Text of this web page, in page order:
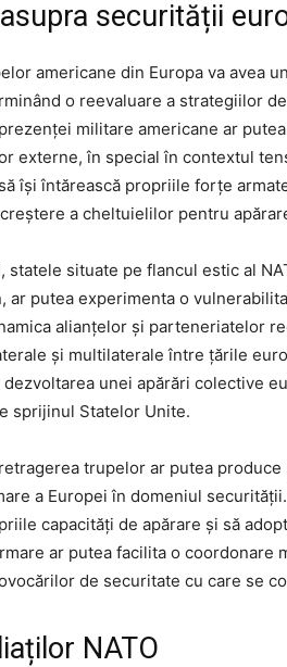
securității
americane din Europa va avea
o reevaluare a strategiilor
militare americane ar
externe, în special în contextul
își întărească propriile forțe
a cheltuielilor pentru
statele situate pe flancul estic al
ar putea experimenta o
alianțelor și parteneriatelor
și multilaterale între țările
unei apărări colective
sprijinul Statelor Unite.
trupelor ar putea
a Europei în domeniul
capacități de apărare și să
ar putea facilita o coordonare
de securitate cu care se
NATO